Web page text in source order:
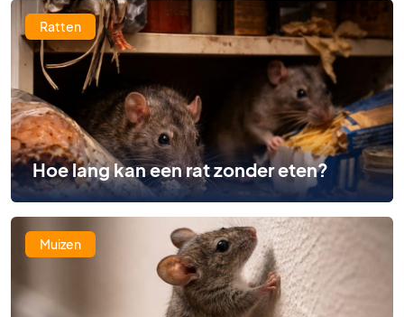
Ratten
Hoe lang kan een rat zonder eten?
Muizen